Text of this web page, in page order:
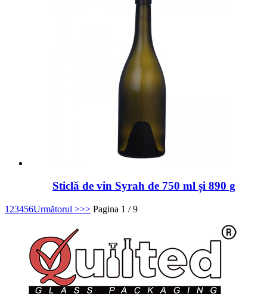
Sticlă de vin Syrah de 750 ml și 890 g
1 23456Următorul >>> Pagina 1 / 9